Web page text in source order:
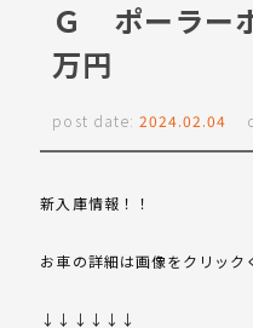
Ｇ ポーラー
万円
post date: 2024.02.04
新入庫情報！！
お車の詳細は画像をクリック
↓↓↓↓↓↓